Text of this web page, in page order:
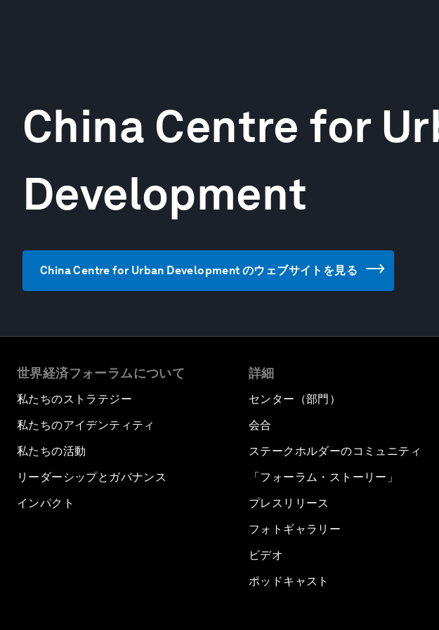
China Centre for
Development
China Centre for Urban Development のウェブサイトを見る
世界経済フォーラムについて
私たちのストラテジー
私たちのアイデンティティ
私たちの活動
リーダーシップとガバナンス
インパクト
詳細
センター（部門）
会合
ステークホルダーのコミュニティ
「フォーラム・ストーリー」
プレスリリース
フォトギャラリー
ビデオ
ポッドキャスト